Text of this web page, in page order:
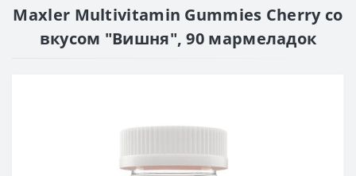
Maxler Multivitamin Gummies Cherry со
вкусом "Вишня", 90 мармеладок